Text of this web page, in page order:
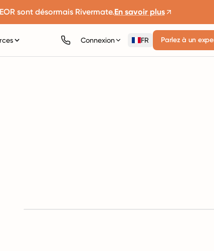
sont désormais Rivermate.En savoir plus
Connexion FR Parlez à un